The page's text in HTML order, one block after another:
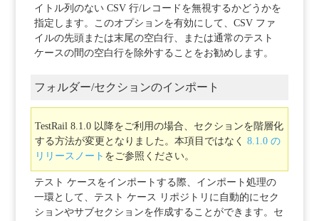
イトル列のない CSV 行/レコードを無視するかどうかを
指定します。このオプションを有効にして、CSV ファ
イルの先頭または末尾の空白行、または通常のテスト
ケースの間の空白行を除外することをお勧めします。
フォルダー/セクションのインポート
TestRail 8.1.0 以降をご利用の場合、セクションを階層化
する方法が変更となりました。本項目ではなく 8.1.0 の
リリースノート をご参照ください。
テスト ケースをインポートする際、インポート処理の
一環として、テスト ケース リポジトリに自動的にセク
ションやサブセクションを作成することができます。セ